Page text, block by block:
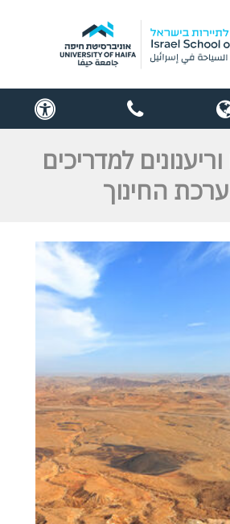
globe
contact
us
למדריכים
החינוך